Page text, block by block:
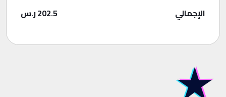
الإجمالي 202.5ر.س